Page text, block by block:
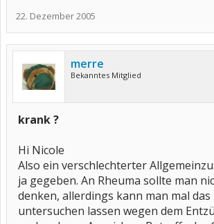
22. Dezember 2005
merre
Bekanntes Mitglied
krank ?
Hi Nicole
Also ein verschlechterter
ja gegeben. An Rheuma sollte man
denken, allerdings kann man mal
untersuchen lassen wegen dem